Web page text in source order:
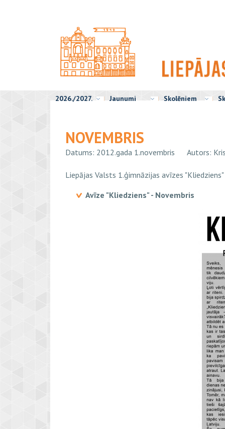
2026./2027. Jaunumi Skolēniem
NOVEMBRIS
Datums: 2012.gada 1.novembris Autors:
Liepājas Valsts 1.ģimnāzijas avīzes
Avīze "Kliedziens" - Novembris